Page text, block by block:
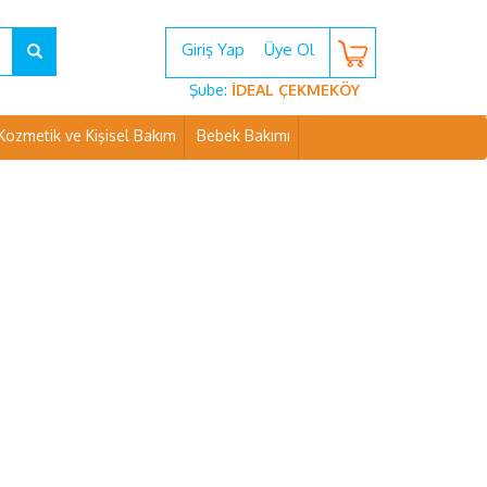
Giriş Yap Üye Ol
Şube: İDEAL ÇEKMEKÖY
ve Kişisel Bakım Bebek Bakımı